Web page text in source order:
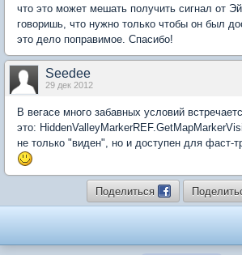
что это может мешать получить сигнал от
говоришь, что нужно только чтобы он был
это дело поправимое. Спасибо!
Seedee
29 дек 2012
В вегасе много забавных условий
это:
не только "виден", но и доступен для фаст-
Поделиться